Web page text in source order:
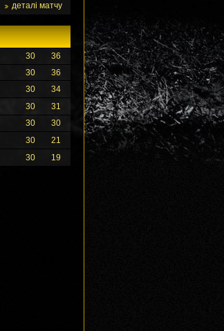
деталі матчу
30
36
30
36
30
34
30
31
30
30
30
21
30 19